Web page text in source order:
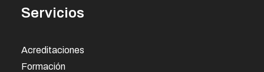
Servicios
Acreditaciones
Formación